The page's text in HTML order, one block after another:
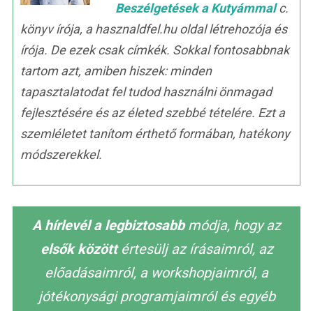
Beszélgetések a Kutyámmalc.
könyv írója, a hasznaldfel.hu oldal létrehozója és
írója. De ezek csak címkék. Sokkal fontosabbnak
tartom azt, amiben hiszek: minden
tapasztalatodat fel tudod használni önmagad
fejlesztésére és az életed szebbé tételére. Ezt a
szemléletet tanítom érthető formában, hatékony
módszerekkel.
A hírlevél a legbiztosabbmódja, hogy az
elsők közöttértesülj az írásaimról, az
előadásaimról, a workshopjaimról, a
jótékonysági programjaimról és egyéb